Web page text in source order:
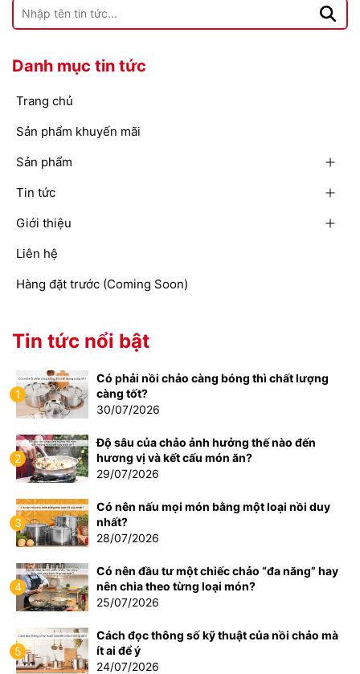
Danh mục tin tức
Trang chủ
Sản phẩm khuyến mãi
Sản phẩm
Tin tức
Giới thiệu
Liên hệ
Hàng đặt trước (Coming Soon)
Tin tức nổi bật
1
Có phải nồi chảo càng bóng thì chất lượng
càng tốt?
30/07/2026
2
Độ sâu của chảo ảnh hưởng thế nào đến
hương vị và kết cấu món ăn?
29/07/2026
3
Có nên nấu mọi món bằng một loại nồi duy
nhất?
28/07/2026
4
Có nên đầu tư một chiếc chảo “đa năng” hay
nên chia theo từng loại món?
25/07/2026
5
Cách đọc thông số kỹ thuật của nồi chảo mà
ít ai để ý
24/07/2026